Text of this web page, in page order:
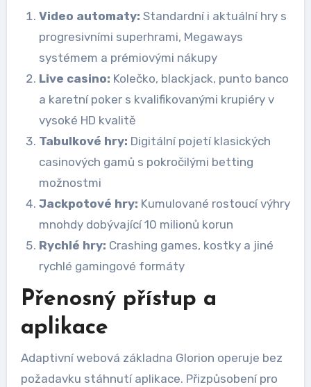
Video automaty: Standardní i aktuální hry s
progresivními superhrami, Megaways
systémem a prémiovými nákupy
Live casino: Kolečko, blackjack, punto banco
a karetní poker s kvalifikovanými krupiéry v
vysoké HD kvalitě
Tabulkové hry: Digitální pojetí klasických
casinových gamů s pokročilými betting
možnostmi
Jackpotové hry: Kumulované rostoucí výhry
mnohdy dobývající 10 milionů korun
Rychlé hry: Crashing games, kostky a jiné
rychlé gamingové formáty
Přenosný přístup a
aplikace
Adaptivní webová základna Glorion operuje bez
požadavku stáhnutí aplikace. Přizpůsobení pro